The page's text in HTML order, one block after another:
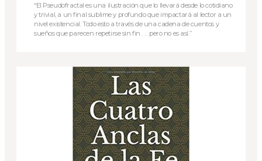
“El Pseudofractal es una ilustración que lo llevará desde lo cotidiano
y trivial, a un final sublime y profundo que impactará al lector a un
nivel existencial. Todo esto a través de una cadena de cuentos y
sueños que parecen repetirse sin fin . . . pero no es así.”